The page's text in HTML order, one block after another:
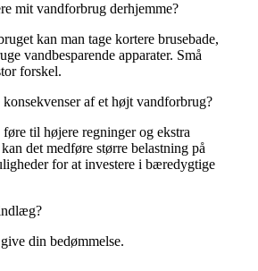
mit vandforbrug derhjemme?
kan man tage kortere brusebade,
vandbesparende apparater. Små
forskel.
af et højt vandforbrug?
til højere regninger og ekstra
det medføre større belastning på
for at investere i bæredygtige
din bedømmelse.